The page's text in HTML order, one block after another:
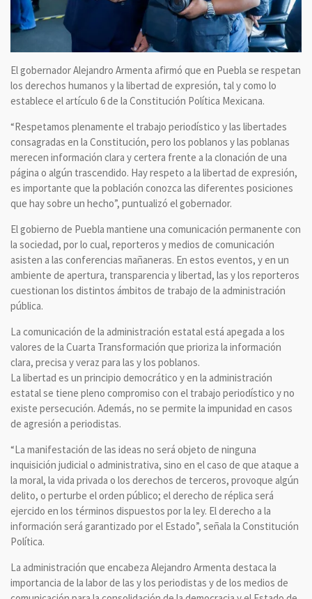
El gobernador Alejandro Armenta afirmó que en Puebla se respetan
los derechos humanos y la libertad de expresión, tal y como lo
establece el artículo 6 de la Constitución Política Mexicana.
“Respetamos plenamente el trabajo periodístico y las libertades
consagradas en la Constitución, pero los poblanos y las poblanas
merecen información clara y certera frente a la clonación de una
página o algún trascendido. Hay respeto a la libertad de expresión,
es importante que la población conozca las diferentes posiciones
que hay sobre un hecho”, puntualizó el gobernador.
El gobierno de Puebla mantiene una comunicación permanente con
la sociedad, por lo cual, reporteros y medios de comunicación
asisten a las conferencias mañaneras. En estos eventos, y en un
ambiente de apertura, transparencia y libertad, las y los reporteros
cuestionan los distintos ámbitos de trabajo de la administración
pública.
La comunicación de la administración estatal está apegada a los
valores de la Cuarta Transformación que prioriza la información
clara, precisa y veraz para las y los poblanos.
La libertad es un principio democrático y en la administración
estatal se tiene pleno compromiso con el trabajo periodístico y no
existe persecución. Además, no se permite la impunidad en casos
de agresión a periodistas.
“La manifestación de las ideas no será objeto de ninguna
inquisición judicial o administrativa, sino en el caso de que ataque a
la moral, la vida privada o los derechos de terceros, provoque algún
delito, o perturbe el orden público; el derecho de réplica será
ejercido en los términos dispuestos por la ley. El derecho a la
información será garantizado por el Estado”, señala la Constitución
Política.
La administración que encabeza Alejandro Armenta destaca la
importancia de la labor de las y los periodistas y de los medios de